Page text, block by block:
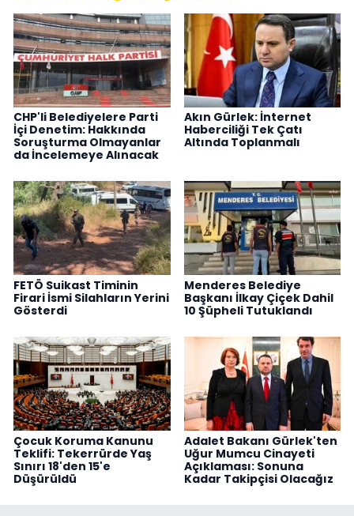
CHP'li Belediyelere Parti
İçi Denetim: Hakkında
Soruşturma Olmayanlar
da İncelemeye Alınacak
Akın Gürlek: İnternet
Haberciliği Tek Çatı
Altında Toplanmalı
FETÖ Suikast Timinin
Firari İsmi Silahların Yerini
Gösterdi
Menderes Belediye
Başkanı İlkay Çiçek Dahil
10 Şüpheli Tutuklandı
Çocuk Koruma Kanunu
Teklifi: Tekerrürde Yaş
Sınırı 18'den 15'e
Düşürüldü
Adalet Bakanı Gürlek'ten
Uğur Mumcu Cinayeti
Açıklaması: Sonuna
Kadar Takipçisi Olacağız